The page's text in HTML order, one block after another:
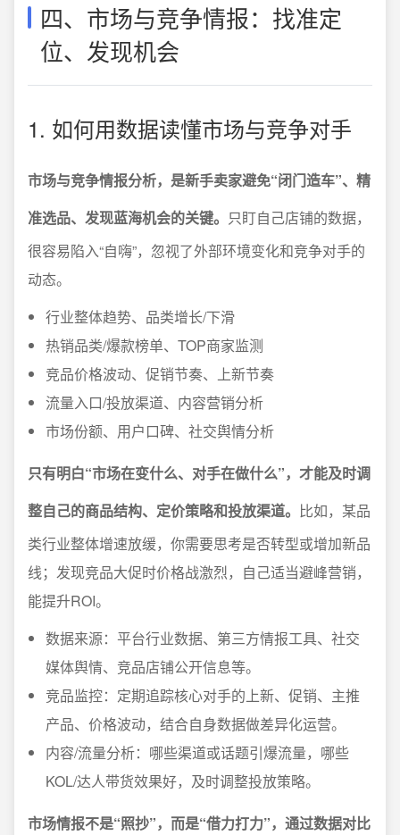
四、市场与竞争情报：找准定
位、发现机会
1. 如何用数据读懂市场与竞争对手
市场与竞争情报分析，是新手卖家避免“闭门造车”、精
准选品、发现蓝海机会的关键。 只盯自己店铺的数据，
很容易陷入“自嗨”，忽视了外部环境变化和竞争对手的
动态。
行业整体趋势、品类增长/下滑
热销品类/爆款榜单、TOP商家监测
竞品价格波动、促销节奏、上新节奏
流量入口/投放渠道、内容营销分析
市场份额、用户口碑、社交舆情分析
只有明白“市场在变什么、对手在做什么”，才能及时调
整自己的商品结构、定价策略和投放渠道。 比如，某品
类行业整体增速放缓，你需要思考是否转型或增加新品
线；发现竞品大促时价格战激烈，自己适当避峰营销，
能提升ROI。
数据来源：平台行业数据、第三方情报工具、社交
媒体舆情、竞品店铺公开信息等。
竞品监控：定期追踪核心对手的上新、促销、主推
产品、价格波动，结合自身数据做差异化运营。
内容/流量分析：哪些渠道或话题引爆流量，哪些
KOL/达人带货效果好，及时调整投放策略。
市场情报不是“照抄”，而是“借力打力”，通过数据对比